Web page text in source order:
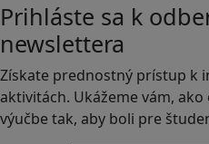
Prihláste sa k
newslettera
Získate prednostný prístup k
aktivitách. Ukážeme vám,
výučbe tak, aby boli pre